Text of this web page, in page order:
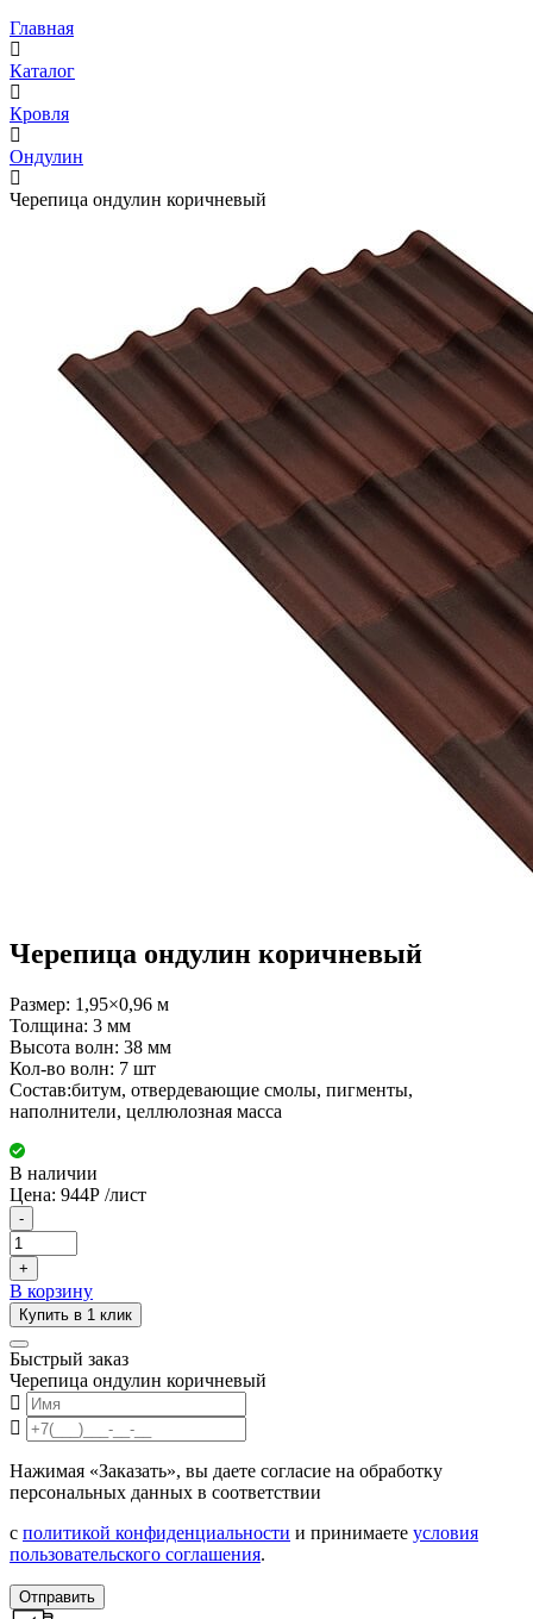
Главная
Каталог
Кровля
Ондулин
Черепица ондулин коричневый
Черепица ондулин коричневый
Размер: 1,95×0,96 м
Толщина: 3 мм
Высота волн: 38 мм
Кол-во волн: 7 шт
Состав:битум, отвердевающие смолы, пигменты,
наполнители, целлюлозная масса
В наличии
Цена: 944Р /лист
-
+
В корзину
Купить в 1 клик
Быстрый заказ
Черепица ондулин коричневый
Нажимая «Заказать», вы даете согласие на обработку
персональных данных в соответствии
с политикой конфиденциальности и принимаете условия
пользовательского соглашения.
Отправить